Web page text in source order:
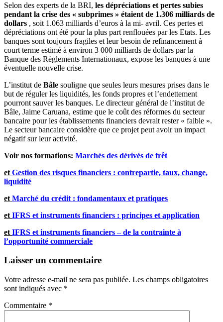
Selon des experts de la BRI, les dépréciations et pertes subies
pendant la crise des « subprimes » étaient de 1.306 milliards de
dollars , soit 1.063 milliards d’euros à la mi- avril. Ces pertes et
dépréciations ont été pour la plus part renflouées par les Etats. Les
banques sont toujours fragiles et leur besoin de refinancement à
court terme estimé à environ 3 000 milliards de dollars par la
Banque des Règlements Internationaux, expose les banques à une
éventuelle nouvelle crise.
L’institut de Bâle souligne que seules leurs mesures prises dans le
but de réguler les liquidités, les fonds propres et l’endettement
pourront sauver les banques. Le directeur général de l’institut de
Bâle, Jaime Caruana, estime que le coût des réformes du secteur
bancaire pour les établissements financiers devrait rester « faible ».
Le secteur bancaire considère que ce projet peut avoir un impact
négatif sur leur activité.
Voir nos formations: Marchés des dérivés de frêt
et Gestion des risques financiers : contrepartie, taux, change,
liquidité
et Marché du crédit : fondamentaux et pratiques
et IFRS et instruments financiers : principes et application
et IFRS et instruments financiers – de la contrainte à
l’opportunité commerciale
Laisser un commentaire
Votre adresse e-mail ne sera pas publiée. Les champs obligatoires
sont indiqués avec *
Commentaire *